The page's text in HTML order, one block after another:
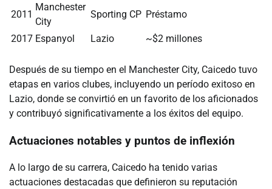
2011
Manchester
City
Sporting CP Préstamo
2017 Espanyol Lazio ~$2 millones
Después de su tiempo en el Manchester City, Caicedo tuvo
etapas en varios clubes, incluyendo un período exitoso en
Lazio, donde se convirtió en un favorito de los aficionados
y contribuyó significativamente a los éxitos del equipo.
Actuaciones notables y puntos de inflexión
A lo largo de su carrera, Caicedo ha tenido varias
actuaciones destacadas que definieron su reputación